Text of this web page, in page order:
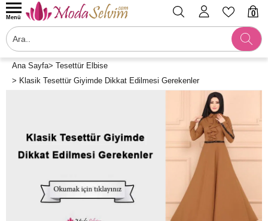
0
Menü
Ana Sayfa> Tesettür Elbise
> Klasik Tesettür Giyimde Dikkat Edilmesi Gerekenler